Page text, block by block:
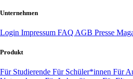
Unternehmen
Login Impressum FAQ AGB Presse
Produkt
Für Studierende Für Schüler*innen Für